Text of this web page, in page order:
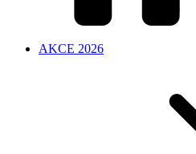
AKCE 2026